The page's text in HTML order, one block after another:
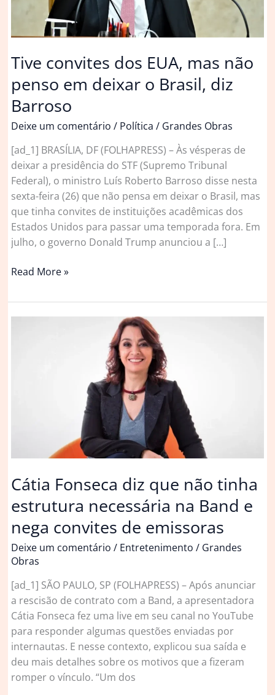
Tive convites dos EUA, mas não
penso em deixar o Brasil, diz
Barroso
Deixe um comentário / Política / Grandes Obras
[ad_1] BRASÍLIA, DF (FOLHAPRESS) – Às vésperas de
deixar a presidência do STF (Supremo Tribunal
Federal), o ministro Luís Roberto Barroso disse nesta
sexta-feira (26) que não pensa em deixar o Brasil, mas
que tinha convites de instituições acadêmicas dos
Estados Unidos para passar uma temporada fora. Em
julho, o governo Donald Trump anunciou a […]
Tive
dos
EUA,
Barroso
Read More »
Cátia Fonseca diz que não tinha
estrutura necessária na Band e
nega convites de emissoras
Deixe um comentário / Entretenimento / Grandes
Obras
[ad_1] SÃO PAULO, SP (FOLHAPRESS) – Após anunciar
a rescisão de contrato com a Band, a apresentadora
Cátia Fonseca fez uma live em seu canal no YouTube
para responder algumas questões enviadas por
internautas. E nesse contexto, explicou sua saída e
deu mais detalhes sobre os motivos que a fizeram
romper o vínculo. “Um dos